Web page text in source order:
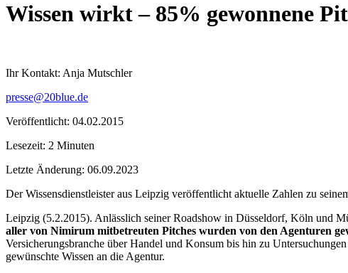
Wissen wirkt – 85% gewonnene
Ihr Kontakt: Anja Mutschler
presse@20blue.de
Veröffentlicht: 04.02.2015
Lesezeit: 2 Minuten
Letzte Änderung: 06.09.2023
Der Wissensdienstleister aus Leipzig veröffentlicht aktuelle Zahlen zu
Leipzig (5.2.2015). Anlässlich seiner Roadshow in Düsseldorf, Köln und
aller von Nimirum mitbetreuten Pitches wurden von den Agenturen
Versicherungsbranche über Handel und Konsum bis hin zu
gewünschte Wissen an die Agentur.